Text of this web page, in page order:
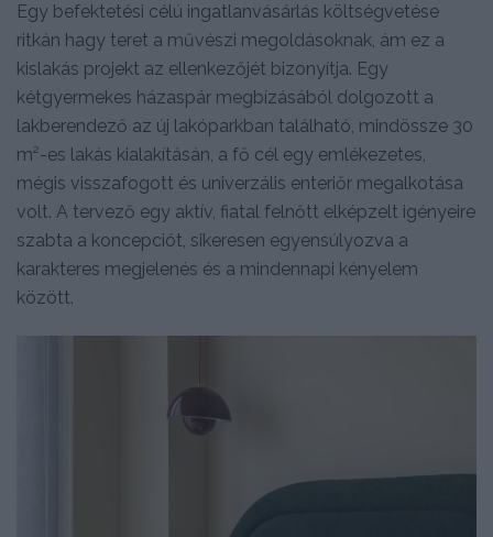
Egy befektetési célú ingatlanvásárlás költségvetése
ritkán hagy teret a művészi megoldásoknak, ám ez a
kislakás projekt az ellenkezőjét bizonyítja. Egy
kétgyermekes házaspár megbízásából dolgozott a
lakberendező az új lakóparkban található, mindössze 30
m²-es lakás kialakításán, a fő cél egy emlékezetes,
mégis visszafogott és univerzális enteriőr megalkotása
volt. A tervező egy aktív, fiatal felnőtt elképzelt igényeire
szabta a koncepciót, sikeresen egyensúlyozva a
karakteres megjelenés és a mindennapi kényelem
között.